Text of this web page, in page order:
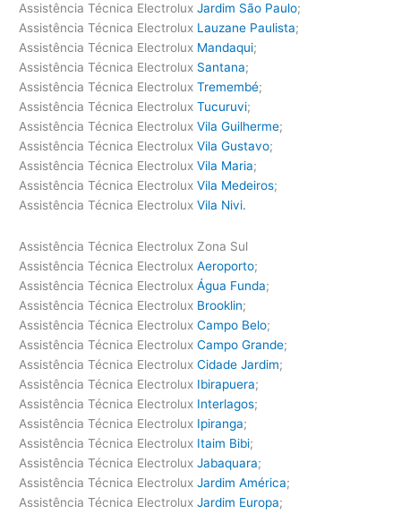
Assistência Técnica ElectroluxJardim São Paulo;
Assistência Técnica Electrolux Lauzane Paulista;
Assistência Técnica Electrolux Mandaqui;
Assistência Técnica Electrolux Santana;
Assistência Técnica ElectroluxTremembé;
Assistência Técnica ElectroluxTucuruvi;
Assistência Técnica ElectroluxVila Guilherme;
Assistência Técnica ElectroluxVila Gustavo;
Assistência Técnica ElectroluxVila Maria;
Assistência Técnica ElectroluxVila Medeiros;
Assistência Técnica ElectroluxVila Nivi.
Assistência Técnica Electrolux Zona Sul
Assistência Técnica ElectroluxAeroporto;
Assistência Técnica ElectroluxÁgua Funda;
Assistência Técnica Electrolux Brooklin;
Assistência Técnica ElectroluxCampo Belo;
Assistência Técnica ElectroluxCampo Grande;
Assistência Técnica ElectroluxCidade Jardim;
Assistência Técnica Electrolux Ibirapuera;
Assistência Técnica Electrolux Interlagos;
Assistência Técnica Electrolux Ipiranga;
Assistência Técnica Electrolux Itaim Bibi;
Assistência Técnica ElectroluxJabaquara;
Assistência Técnica ElectroluxJardim América;
Assistência Técnica ElectroluxJardim Europa;